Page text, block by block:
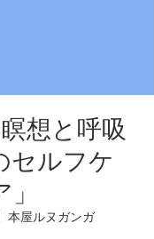
想と呼吸
ルフケ
」
本屋ルヌガンガ